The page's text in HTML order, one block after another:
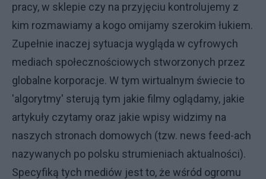
pracy, w sklepie czy na przyjęciu kontrolujemy z
kim rozmawiamy a kogo omijamy szerokim łukiem.
Zupełnie inaczej sytuacja wygląda w cyfrowych
mediach społecznościowych stworzonych przez
globalne korporacje. W tym wirtualnym świecie to
'algorytmy' sterują tym jakie filmy oglądamy, jakie
artykuły czytamy oraz jakie wpisy widzimy na
naszych stronach domowych (tzw. news feed-ach
nazywanych po polsku strumieniach aktualności).
Specyfiką tych mediów jest to, że wśród ogromu